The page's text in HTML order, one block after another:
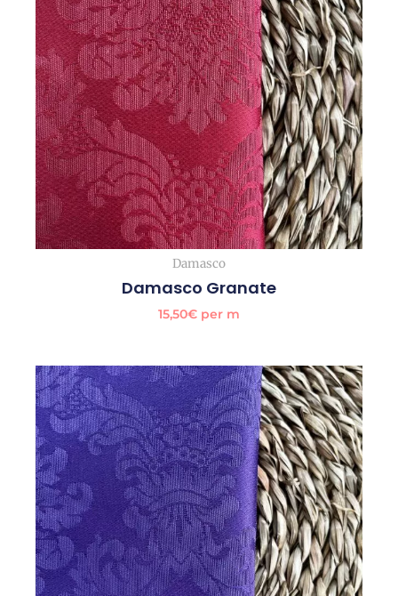
Damasco
Damasco Granate
15,50€ per m